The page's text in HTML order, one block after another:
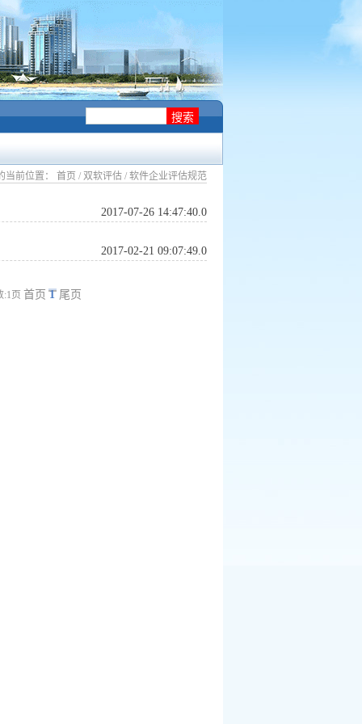
当前位置： 首页 / 双软评估 / 软件企业评估规范
2017-07-26 14:47:40.0
2017-02-21 09:07:49.0
:1页 首页 1 尾页